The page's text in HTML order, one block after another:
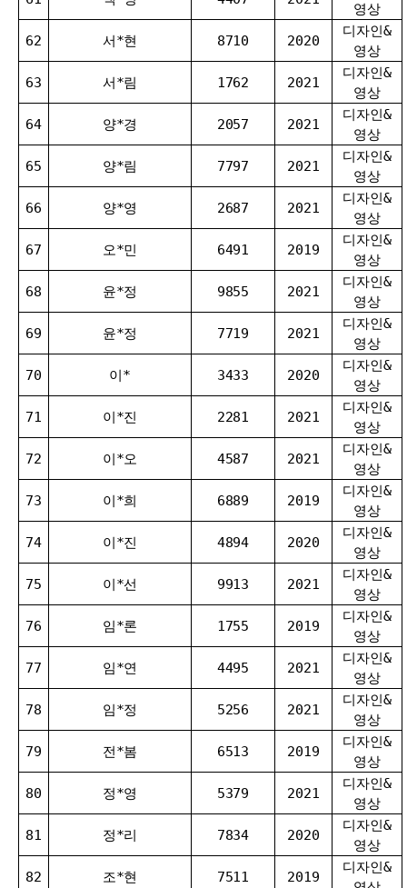
영상
62 서*현 8710 2020
디자인&
영상
63 서*림 1762 2021
디자인&
영상
64 양*경 2057 2021
디자인&
영상
65 양*림 7797 2021
디자인&
영상
66 양*영 2687 2021
디자인&
영상
67 오*민 6491 2019
디자인&
영상
68 윤*정 9855 2021
디자인&
영상
69 윤*정 7719 2021
디자인&
영상
70 이* 3433 2020
디자인&
영상
71 이*진 2281 2021
디자인&
영상
72 이*오 4587 2021
디자인&
영상
73 이*희 6889 2019
디자인&
영상
74 이*진 4894 2020
디자인&
영상
75 이*선 9913 2021
디자인&
영상
76 임*론 1755 2019
디자인&
영상
77 임*연 4495 2021
디자인&
영상
78 임*정 5256 2021
디자인&
영상
79 전*봄 6513 2019
디자인&
영상
80 정*영 5379 2021
디자인&
영상
81 정*리 7834 2020
디자인&
영상
82 조*현 7511 2019
디자인&